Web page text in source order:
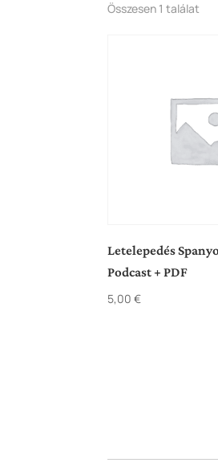
Összesen 1 találat
Letelepedés
Podcast + PDF
5,00€